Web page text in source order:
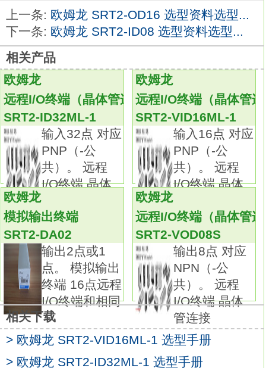
S8EX系列追加机型上市。
新增高容量240W型！
可在AC200V* 时进行300W额定输出。
在AC170V～264V的范围内240W型 。（新产
品）
输出电压有DC24/36/48V的，品种齐全。
5W/30W/50W/100W/150W型SRT2-OD16-1
输出电压有DC5V～ 48V的，品种齐全。
通用安全标准UL60950-1。
cUR CSA C22.2 No.60950-1EN50178、
EN60950-1。
备有开放型、附带底板型、附带底板/罩盖型，
品种齐全。
自由电压规格： AC100～ 240V。
高频电流限制：符合EN61000-3-2 。（50W～
240W）
实现了业界顶级小型尺寸。
可进行峰值电流输出 。（一部分机型除外）种
类：双重动作型。
控制电源电压：DC100/110V。
输入：直流及交流用（通过开关切换）。
最适用于电压检测、 报警的电压传感器、
上一条: 欧姆龙 SRT2-OD16 选型资料选型...
下一条: 欧姆龙 SRT2-ID08 选型资料选型...
相关产品
欧姆龙
远程I/O终端（晶体管连接器型）
SRT2-ID32ML-1
输入32点 对应
PNP（-公
共）。 远程
I/O终端 晶体
欧姆龙
远程I/O终端（晶体管
SRT2-VID16ML-1
输入16点 对应
PNP（-公
共）。 远程
I/O终端 晶体
欧姆龙
模拟输出终端
SRT2-DA02
输出2点或1
点。 模拟输出
终端 16点远程
I/O终端和相同
欧姆龙
远程I/O终端（晶体管
SRT2-VOD08S
输出8点 对应
NPN（-公
共）。 远程
I/O终端 晶体
管连接
相关下载
> 欧姆龙 SRT2-VID16ML-1 选型手册
> 欧姆龙 SRT2-ID32ML-1 选型手册